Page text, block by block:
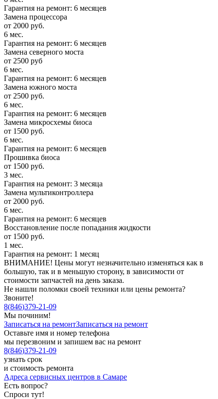
Гарантия на ремонт: 6 месяцев
Замена процессора
от 2000 руб.
6 мес.
Гарантия на ремонт: 6 месяцев
Замена северного моста
от 2500 руб
6 мес.
Гарантия на ремонт: 6 месяцев
Замена южного моста
от 2500 руб.
6 мес.
Гарантия на ремонт: 6 месяцев
Замена микросхемы биоса
от 1500 руб.
6 мес.
Гарантия на ремонт: 6 месяцев
Прошивка биоса
от 1500 руб.
3 мес.
Гарантия на ремонт: 3 месяца
Замена мультиконтроллера
от 2000 руб.
6 мес.
Гарантия на ремонт: 6 месяцев
Восстановление после попадания жидкости
от 1500 руб.
1 мес.
Гарантия на ремонт: 1 месяц
ВНИМАНИЕ! Цены могут незначительно изменяться как в
большую, так и в меньшую сторону, в зависимости от
стоимости запчастей на день заказа.
Не нашли поломки своей техники или цены ремонта?
Звоните!
8(846)379-21-09
Мы починим!
Записаться на ремонтЗаписаться на ремонт
Оставьте имя и номер телефона
мы перезвоним и запишем вас на ремонт
8(846)379-21-09
узнать срок
и стоимость ремонта
Адреса сервисных центров в Самаре
Есть вопрос?
Спроси тут!